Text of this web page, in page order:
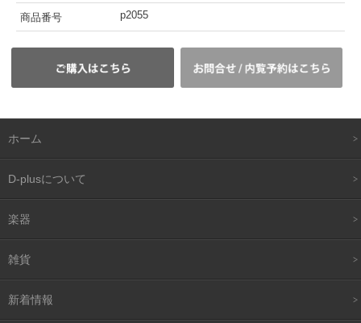
商品番号 p2055
ホーム
D-plusについて
楽器
雑貨
新着情報